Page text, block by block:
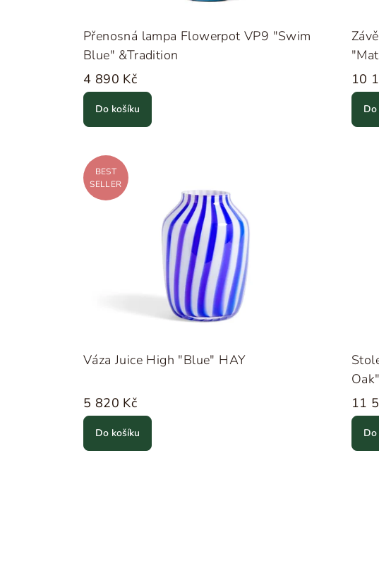
Přenosná lampa Flowerpot VP9 "Swim
Blue" &Tradition
4 890 Kč
Do košíku
10
BEST
SELLER
Váza Juice High "Blue" HAY
5 820 Kč
Do košíku
11